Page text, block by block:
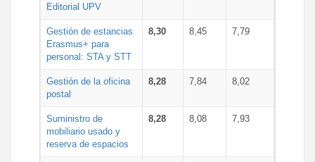
Editorial UPV
Gestión de estancias
Erasmus+ para
personal: STA y STT
8,30 8,45 7,79
Gestión de la oficina
postal
8,28 7,84 8,02
Suministro de
mobiliario usado y
reserva de espacios
8,28 8,08 7,93